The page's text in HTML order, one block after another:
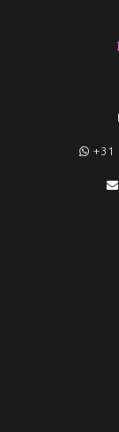
+31